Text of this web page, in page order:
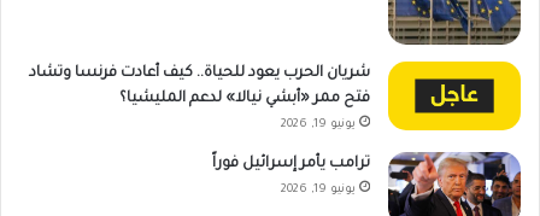
شريان الحرب يعود للحياة.. كيف أعادت فرنسا وتشاد
فتح ممر «أبشي نيالا» لدعم المليشيا؟
يونيو 19, 2026
ترامب يأمر إسرائيل فوراً
يونيو 19, 2026